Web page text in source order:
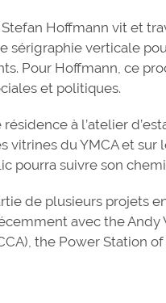
Hoffmann vit et
sérigraphie verticale
Pour Hoffmann, ce
et politiques.
à l’atelier
vitrines du YMCA et
pourra suivre son
de plusieurs projets
avec the
the Power Station